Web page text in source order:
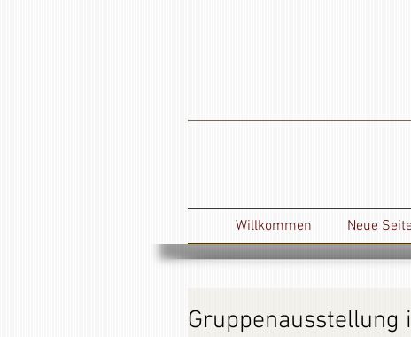
Gruppenausstellung
Willkommen Neue Seite